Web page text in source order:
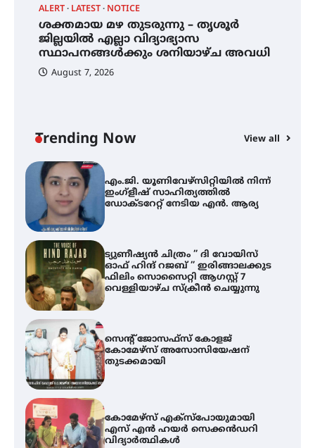
ALERT LATEST NOTICE
ശക്തമായ മഴ തുടരുന്നു – തൃശൂർ
ജില്ലയിൽ എല്ലാ വിദ്യാഭ്യാസ
സ്ഥാപനങ്ങൾക്കും ശനിയാഴ്ച അവധി
August 7, 2026
Trending Now View all
ശക്തമായ മഴ തുടരുന്നു – തൃശൂർ
ജില്ലയിൽ എല്ലാ വിദ്യാഭ്യാസ
സ്ഥാപനങ്ങൾക്കും ശനിയാഴ്ച
അവധി
ട്യുണീഷ്യൻ ചിത്രം ” ദി വോയിസ്
ഓഫ് ഹിന്ദ് റജബ് ” ഇരിങ്ങാലക്കുട
ഫിലിം സൊസൈറ്റി ആഗസ്റ്റ് 7
വെള്ളിയാഴ്ച സ്‌ക്രീൻ ചെയ്യുന്നു
സെന്റ് ജോസഫ്സ് കോളജ്
കോമേഴ്‌സ് അസോസിയേഷന്
തുടക്കമായി
കോമേഴ്സ് എക്സ്പോയുമായി
എസ് എൻ ഹയർ സെക്കൻഡറി
വിദ്യാർത്ഥികൾ
സർഗ്ഗസാഹിതി- കവിതാസംഗമം
2026 കവിതാ ചർച്ച കാട്ടൂർ, ടി. കെ.
ബാലൻ ഹാളിൽ 16ന്